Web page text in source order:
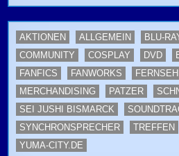
AKTIONEN ALLGEMEIN BLU-
COMMUNITY
COSPLAY DVD
FANFICS
FANWORKS
MERCHANDISING
PATZER
SEI JUSHI BISMARCK
SYNCHRONSPRECHER
TREFFEN
YUMA-CITY.DE